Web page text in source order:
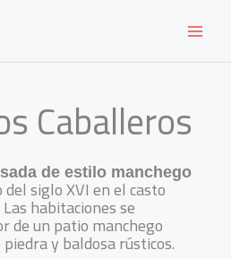
Caballeros
de estilo manchego
siglo XVI en el casto
habitaciones se
de un patio manchego
y baldosa rústicos.